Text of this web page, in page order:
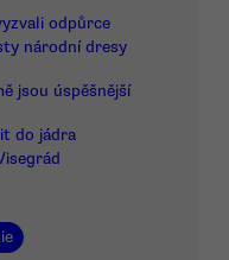
odpůrce
národní dresy
jsou úspěšnější
do jádra